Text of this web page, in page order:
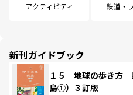
アクティビティ 鉄道・
新刊ガイドブック
１５ 地球の歩き方
島①）３訂版